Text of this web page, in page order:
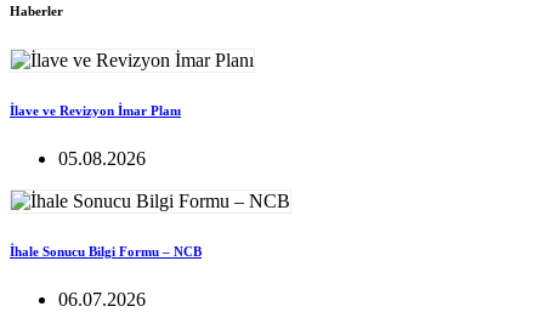
Haberler
İlave ve Revizyon İmar Planı
05.08.2026
İhale Sonucu Bilgi Formu – NCB
06.07.2026